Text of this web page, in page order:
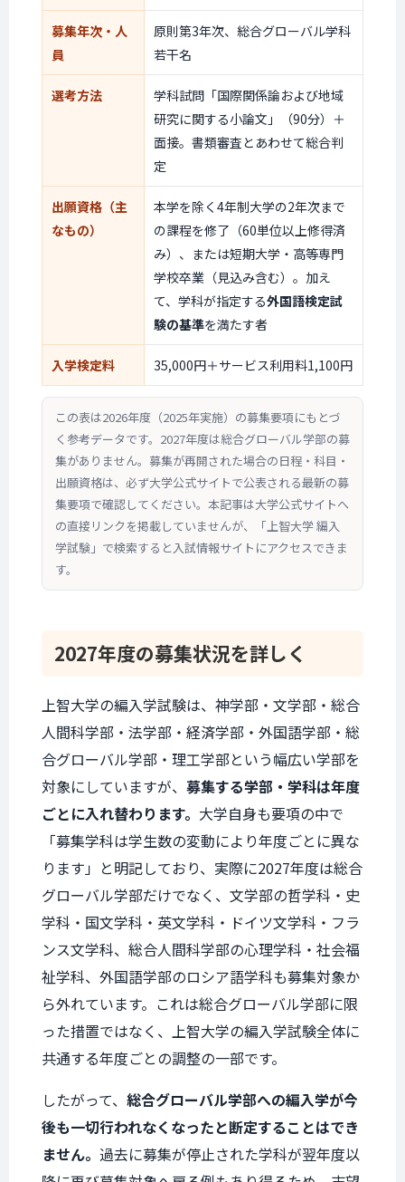
募集年次・人
員
原則第3年次、総合グローバル学科
若干名
選考方法
学科試問「国際関係論および地域
研究に関する小論文」（90分）＋
面接。書類審査とあわせて総合判
定
出願資格（主
なもの）
本学を除く4年制大学の2年次まで
の課程を修了（60単位以上修得済
み）、または短期大学・高等専門
学校卒業（見込み含む）。加え
て、学科が指定する外国語検定試
験の基準を満たす者
入学検定料 35,000円＋サービス利用料1,100円
この表は2026年度（2025年実施）の募集要項にもとづ
く参考データです。2027年度は総合グローバル学部の募
集がありません。募集が再開された場合の日程・科目・
出願資格は、必ず大学公式サイトで公表される最新の募
集要項で確認してください。本記事は大学公式サイトへ
の直接リンクを掲載していませんが、「上智大学 編入
学試験」で検索すると入試情報サイトにアクセスできま
す。
2027年度の募集状況を詳しく
上智大学の編入学試験は、神学部・文学部・総合
人間科学部・法学部・経済学部・外国語学部・総
合グローバル学部・理工学部という幅広い学部を
対象にしていますが、 募集する学部・学科は年度
ごとに入れ替わります。 大学自身も要項の中で
「募集学科は学生数の変動により年度ごとに異な
ります」と明記しており、実際に2027年度は総合
グローバル学部だけでなく、文学部の哲学科・史
学科・国文学科・英文学科・ドイツ文学科・フラ
ンス文学科、総合人間科学部の心理学科・社会福
祉学科、外国語学部のロシア語学科も募集対象か
ら外れています。これは総合グローバル学部に限
った措置ではなく、上智大学の編入学試験全体に
共通する年度ごとの調整の一部です。
したがって、 総合グローバル学部への編入学が今
後も一切行われなくなったと断定することはでき
ません。 過去に募集が停止された学科が翌年度以